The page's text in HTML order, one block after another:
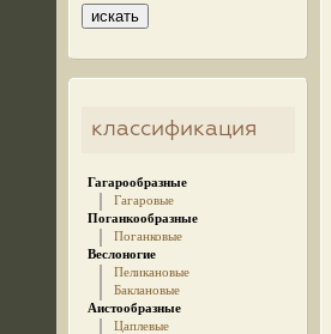
классификация
Гагарообразные
Гагаровые
Поганкообразные
Поганковые
Веслоногие
Пеликановые
Баклановые
Аистообразные
Цаплевые